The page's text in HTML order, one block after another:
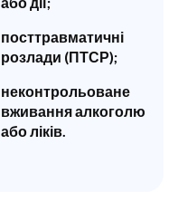
посттравматичні
розлади (ПТСР);
неконтрольоване
вживання алкоголю
або ліків.